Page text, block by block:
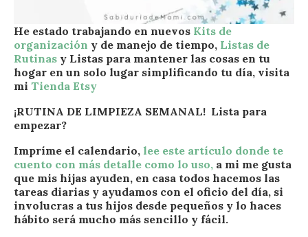
He estado trabajando en nuevos Kits de
organización y de manejo de tiempo, Listas de
Rutinas y Listas para mantener las cosas en tu
hogar en un solo lugar simplificando tu día, visita
mi Tienda Etsy
¡RUTINA DE LIMPIEZA SEMANAL! Lista para
empezar?
Impríme el calendario, lee este artículo donde te
cuento con más detalle como lo uso, a mi me gusta
que mis hijas ayuden, en casa todos hacemos las
tareas diarias y ayudamos con el oficio del día, si
involucras a tus hijos desde pequeños y lo haces
hábito será mucho más sencillo y fácil.